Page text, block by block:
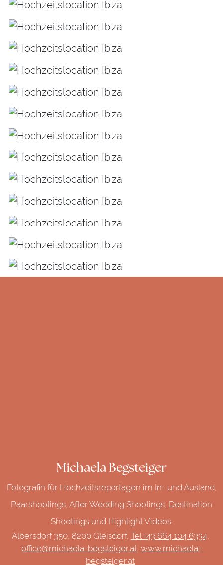
Michaela Begsteiger
Fotografin für Hochzeitsreportagen im In- und Ausland,
Paarshootings, After Wedding Shootings, Destination
Shootings und Highlight Videos.
Albersdorf 350, 8200 Gleisdorf, Tel +43 664 104 6334,
office@michaela-begsteiger.at www.michaela-
begsteiger.at